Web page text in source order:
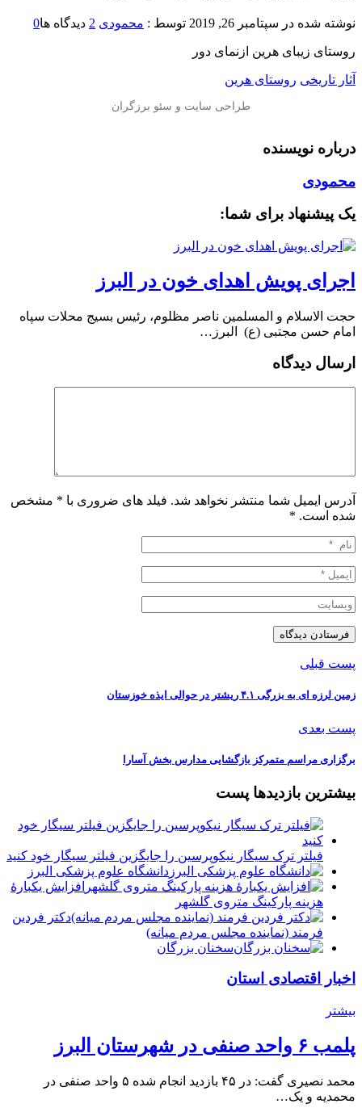
نوشته شده در سپتامبر 26, 2019 توسط : محمودی 2 دیدگاه ها0
روستای زیبای هرین ازنمای دور
آثار تاریخی روستای هرین
درباره نویسنده
محمودی
یک پیشنهاد برای شما:
اجرای پویش اهدای خون در البرز
حجت الاسلام و المسلمین ناصر مظلوم، رئیس بسیج محلات سپاه
امام حسن مجتبی (ع) البرز…
ارسال دیدگاه
آدرس ایمیل شما منتشر نخواهد شد. فیلد های ضروری با * مشخص
شده است. *
پست قبلی
زمین لرزه ای به بزرگی ۴.۱ ریشتر در حوالی ایذه خوزستان
پست بعدی
برگزاری مراسم متمرکز بازگشایی مدارس بخش آسارا
بیشترین بازدیدها پست
فیلتر ترک سیگار نیکوپرسین را جایگزین فیلتر سیگار خود کنید
دانشگاه علوم پزشکی البرز
افزایش یکبارۀ
هزینه پارکینگ متروی گلشهر
دكتر فردين
فرمند (نماينده مجلس مردم میانه)
سخنان بزرگان
اخبار اقتصادی استان
بیشتر
پلمب ۶ واحد صنفی در شهرستان البرز
محمد نصیری گفت: در ۴۵ بازدید انجام شده ۵ واحد صنفی در
محمدیه و یک…